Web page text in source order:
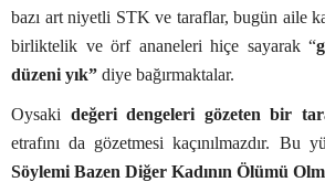
bazı art niyetli STK ve taraflar, bugün aile
birliktelik ve örf ananeleri hiçe sayarak “
düzeni yık” diye bağırmaktalar.
Oysaki değeri dengeleri gözeten bir
etrafını da gözetmesi kaçınılmazdır. Bu
Söylemi Bazen Diğer Kadının Ölümü